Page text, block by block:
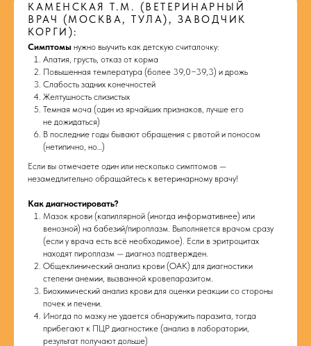
КАМЕНСКАЯ Т.М. (ВЕТЕРИНАРНЫЙ
ВРАЧ (МОСКВА, ТУЛА), ЗАВОДЧИК
КОРГИ):
Симптомы нужно выучить как детскую считалочку:
Апатия, грусть, отказ от корма
Повышенная температура (более 39,0−39,3) и дрожь
Слабость задних конечностей
Желтушность слизистых
Темная моча (один из ярчайших признаков, лучше его
не дожидаться)
В последние годы бывают обращения с рвотой и поносом
(нетипично, но…)
Если вы отмечаете один или несколько симптомов —
незамедлительно обращайтесь к ветеринарному врачу!
Как диагностировать?
Мазок крови (капиллярной (иногда информативнее) или
венозной) на бабезий/пироплазм. Выполняется врачом сразу
(если у врача есть всё необходимое). Если в эритроцитах
находят пироплазм — диагноз подтвержден.
Общеклинический анализ крови (ОАК) для диагностики
степени анемии, вызванной кровепаразитом.
Биохимический анализ крови для оценки реакции со стороны
почек и печени.
Иногда по мазку не удается обнаружить паразита, тогда
прибегают к ПЦР диагностике (анализ в лаборатории,
результат получают дольше)